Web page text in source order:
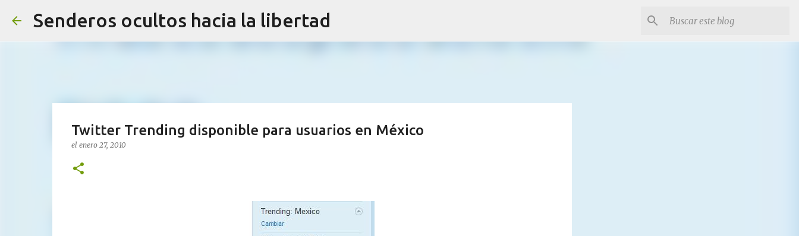
Senderos ocultos hacia la libertad
Twitter Trending disponible para usuarios en México
el enero 27, 2010